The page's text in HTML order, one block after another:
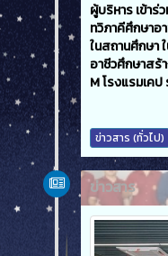
ผู้บริหาร เข้าร่
ทวิภาคีศึกษาอ
ในสถานศึกษา
อาชีวศึกษาสร้
M โรงแรมเค
ข่าวสาร (ทั่วไป)
ข่าวสาร